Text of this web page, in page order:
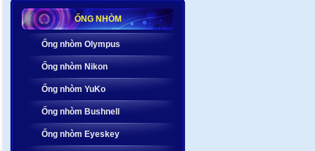
ỐNG NHÒM
Ống nhòm Olympus
Ống nhòm Nikon
Ống nhòm YuKo
Ống nhòm Bushnell
Ống nhòm Eyeskey